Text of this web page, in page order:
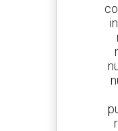
y reciba